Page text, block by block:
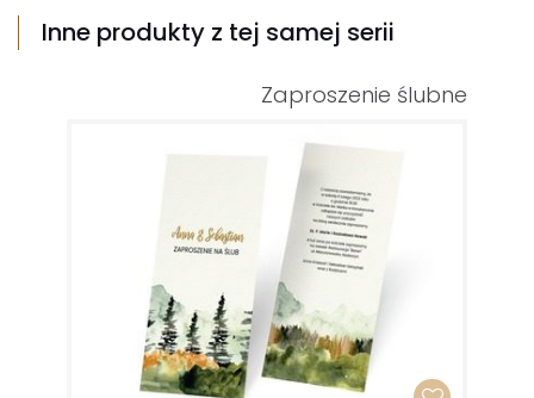
Inne produkty z tej samej serii
Zaproszenie ślubne